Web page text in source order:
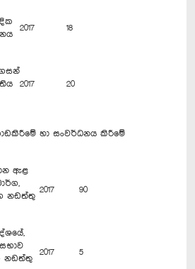
2017 18
2017 20
හා සංවර්ධනය කිරීමේ
ඇළ
නඩත්තු
2017 90
නඩත්තු
2017 5